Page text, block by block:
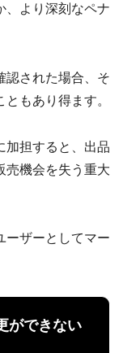
、より深刻なペナ
認された場合、そ
もあり得ます。
加担すると、出品
売機会を失う重大
ーザーとしてマー
ができない